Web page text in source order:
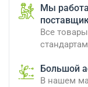
Мы
Все
Большой
В нашем